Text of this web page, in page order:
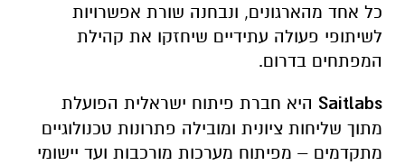
כל אחד מהארגונים, ונבחנה שורת אפשרויות
לשיתופי פעולה עתידיים שיחזקו את קהילת
המפתחים בדרום.
Saitlabs היא חברת פיתוח ישראלית הפועלת
מתוך שליחות ציונית ומובילה פתרונות טכנולוגיים
מתקדמים – מפיתוח מערכות מורכבות ועד יישומי